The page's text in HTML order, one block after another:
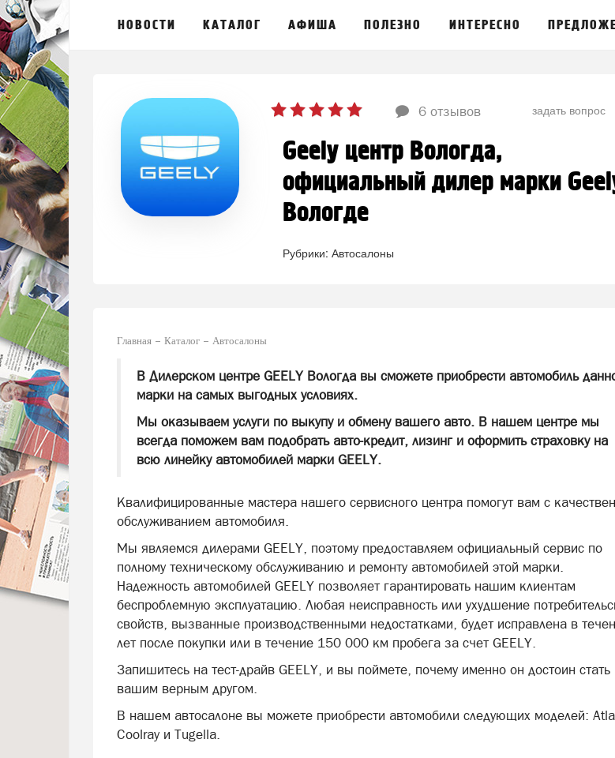
НОВОСТИ КАТАЛОГ АФИША ПОЛЕЗНО ИНТЕРЕСНО
6 отзывов задать вопрос
Geely центр Вологда,
официальный дилер марки
Вологде
Рубрики: Автосалоны
Главная Каталог Автосалоны
В Дилерском центре GEELY Вологда вы сможете приобрести автомобиль
марки на самых выгодных условиях.
Мы оказываем услуги по выкупу и обмену вашего авто. В нашем центре мы
всегда поможем вам подобрать авто-кредит, лизинг и оформить страховку на
всю линейку автомобилей марки GEELY.
Квалифицированные мастера нашего сервисного центра помогут вам с
обслуживанием автомобиля.
Мы являемся дилерами GEELY, поэтому предоставляем официальный сервис по
полному техническому обслуживанию и ремонту автомобилей этой марки.
Надежность автомобилей GEELY позволяет гарантировать нашим клиентам
беспроблемную эксплуатацию. Любая неисправность или ухудшение
свойств, вызванные производственными недостатками, будет исправлена в
лет после покупки или в течение 150 000 км пробега за счет GEELY.
Запишитесь на тест-драйв GEELY, и вы поймете, почему именно он достоин стать
вашим верным другом.
В нашем автосалоне вы можете приобрести автомобили следующих моделей:
Coolray и Tugella.